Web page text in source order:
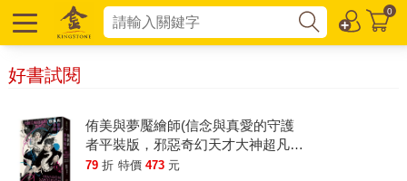
0
好書試閱
侑美與夢魘繪師(信念與真愛的守護
者平裝版，邪惡奇幻天才大神超凡驚
豔震撼全球祕密計畫)
79 折 特價 473 元